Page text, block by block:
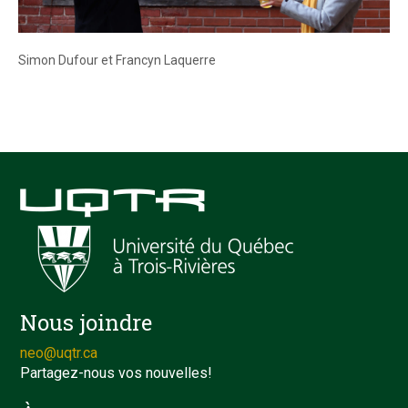
Simon Dufour et Francyn Laquerre
Nous joindre
neo@uqtr.ca
Partagez-nous vos nouvelles!